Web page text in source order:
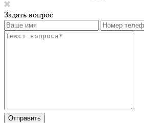
Задать вопрос
Отправить